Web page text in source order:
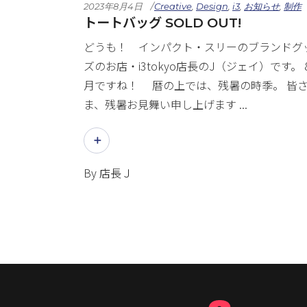
2023年8月4日 Creative Design i3, お知らせ, 制作
トートバッグ SOLD OUT!
どうも！ インパクト・スリーのブランドグ
ズのお店・i3tokyo店長のJ（ジェイ）です。
月ですね！ 暦の上では、残暑の時季。 皆さ
ま、残暑お見舞い申し上げます
By店長Ｊ